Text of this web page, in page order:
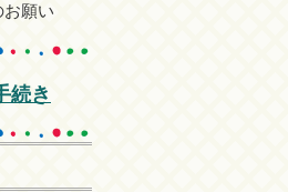
願い
続き